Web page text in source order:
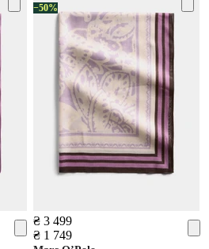
−50%
₴ 3 499
₴ 1 749